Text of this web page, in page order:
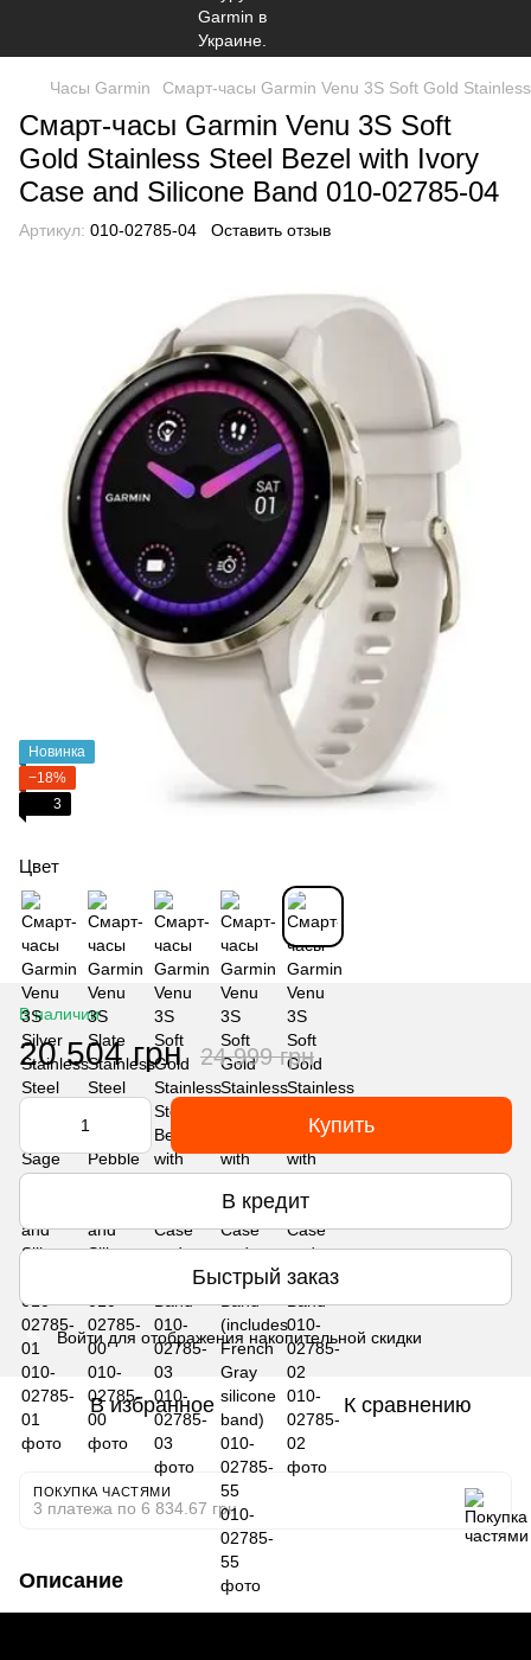
Часы Garmin Смарт-часы Garmin Venu 3S Soft Gold
Смарт-часы Garmin Venu 3S Soft
Gold Stainless Steel Bezel with Ivory
Case and Silicone Band 010-02785-04
Артикул: 010-02785-04 Оставить отзыв
Новинка
−18%
3
Цвет
В наличии
20 504 грн 24 999 грн
Купить
В кредит
Быстрый заказ
Войти для отображения накопительной скидки
В избранное К сравнению
ПОКУПКА ЧАСТЯМИ
3 платежа по 6 834.67 грн
Описание